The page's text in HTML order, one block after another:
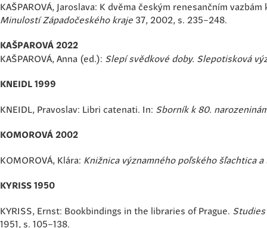
KAŠPAROVÁ, Jaroslava: K dvěma českým renesančním
Minulostí Západočeského kraje 37, 2002, s. 235–248.
KAŠPAROVÁ 2022
KAŠPAROVÁ, Anna (ed.): Slepí svědkové doby. Slepotisková
KNEIDL 1999
KNEIDL, Pravoslav: Libri catenati. In: Sborník k 80.
KOMOROVÁ 2002
KOMOROVÁ, Klára: Knižnica významného poľského šľachtica
KYRISS 1950
KYRISS, Ernst: Bookbindings in the libraries of Prague.
1951, s. 105–138.